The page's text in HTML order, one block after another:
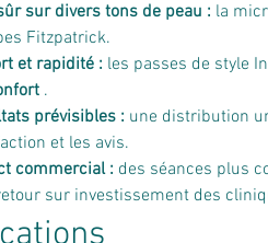
sur divers tons de peau : la
Fitzpatrick.
et rapidité : les passes de style
.
prévisibles : une distribution
et les avis.
commercial : des séances plus
sur investissement des